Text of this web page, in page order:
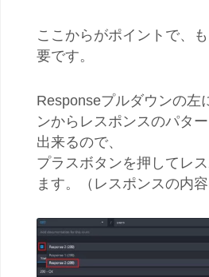
ここからがポイントで、
要です。
Responseプルダウンの左
ンからレスポンスのパタ
出来るので、
プラスボタンを押してレ
ます。
（レスポンスの内容